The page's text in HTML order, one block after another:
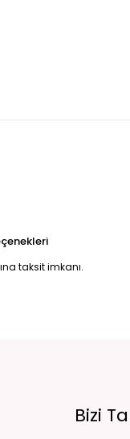
taksit imkanı.
Bizi